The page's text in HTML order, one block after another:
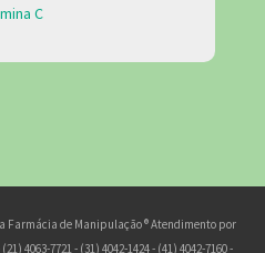
C
Farmácia de Manipulação ® Atendimento por
4063-7721 - (31) 4042-1424 - (41) 4042-7160 -